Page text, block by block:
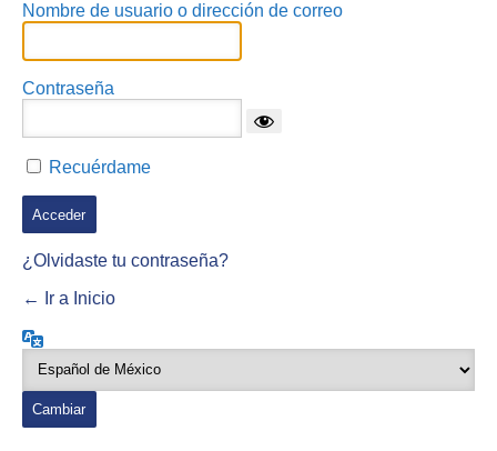
Nombre de usuario o dirección de correo
Contraseña
Recuérdame
¿Olvidaste tu contraseña?
← Ir a Inicio